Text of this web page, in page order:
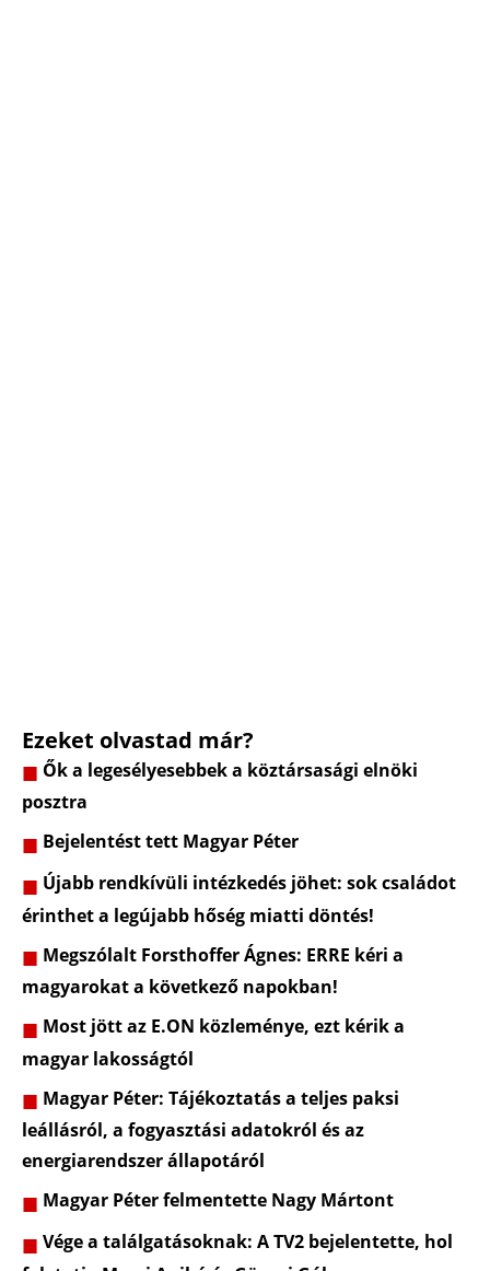
Ezeket olvastad már?
Ők a legesélyesebbek a köztársasági elnöki
posztra
Bejelentést tett Magyar Péter
Újabb rendkívüli intézkedés jöhet: sok családot
érinthet a legújabb hőség miatti döntés!
Megszólalt Forsthoffer Ágnes: ERRE kéri a
magyarokat a következő napokban!
Most jött az E.ON közleménye, ezt kérik a
magyar lakosságtól
Magyar Péter: Tájékoztatás a teljes paksi
leállásról, a fogyasztási adatokról és az
energiarendszer állapotáról
Magyar Péter felmentette Nagy Mártont
Vége a találgatásoknak: A TV2 bejelentette, hol